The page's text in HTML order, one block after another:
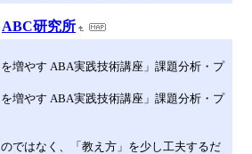
ABC研究所
を増やす ABA実践技術講座」課題分析・プ
を増やす ABA実践技術講座」課題分析・プ
ではなく、「教え方」を少し工夫するだ